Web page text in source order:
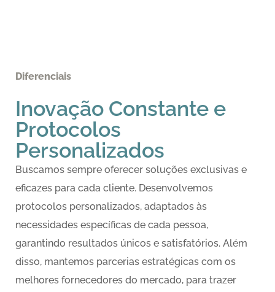
Diferenciais
Inovação Constante e
Protocolos
Personalizados
Buscamos sempre oferecer soluções exclusivas e
eficazes para cada cliente. Desenvolvemos
protocolos personalizados, adaptados às
necessidades específicas de cada pessoa,
garantindo resultados únicos e satisfatórios. Além
disso, mantemos parcerias estratégicas com os
melhores fornecedores do mercado, para trazer